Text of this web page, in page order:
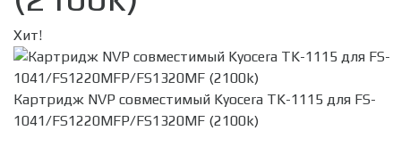
Хит!
Картридж NVP совместимый Kyocera TK-1115 для FS-
1041/FS1220MFP/FS1320MF (2100k)